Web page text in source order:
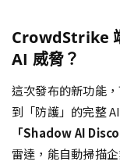
CrowdStrike
AI 威脅？
這次發布的新功能
到「防護」的完整
「Shadow AI
雷達，能自動掃描